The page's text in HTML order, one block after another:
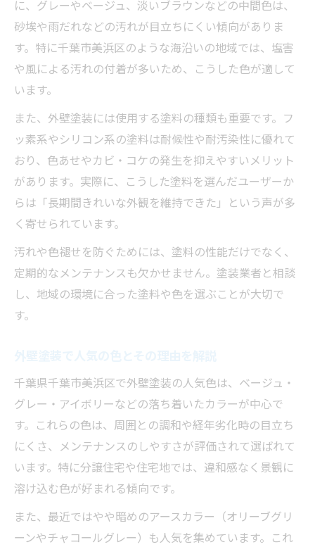
に、グレーやベージュ、淡いブラウンなどの中間色は、
砂埃や雨だれなどの汚れが目立ちにくい傾向がありま
す。特に千葉市美浜区のような海沿いの地域では、塩害
や風による汚れの付着が多いため、こうした色が適して
います。
また、外壁塗装には使用する塗料の種類も重要です。フ
ッ素系やシリコン系の塗料は耐候性や耐汚染性に優れて
おり、色あせやカビ・コケの発生を抑えやすいメリット
があります。実際に、こうした塗料を選んだユーザーか
らは「長期間きれいな外観を維持できた」という声が多
く寄せられています。
汚れや色褪せを防ぐためには、塗料の性能だけでなく、
定期的なメンテナンスも欠かせません。塗装業者と相談
し、地域の環境に合った塗料や色を選ぶことが大切で
す。
千葉県千葉市美浜区で外壁塗装の人気色は、ベージュ・
グレー・アイボリーなどの落ち着いたカラーが中心で
す。これらの色は、周囲との調和や経年劣化時の目立ち
にくさ、メンテナンスのしやすさが評価されて選ばれて
います。特に分譲住宅や住宅地では、違和感なく景観に
溶け込む色が好まれる傾向です。
また、最近ではやや暗めのアースカラー（オリーブグリ
ーンやチャコールグレー）も人気を集めています。これ